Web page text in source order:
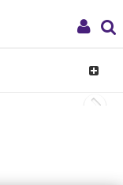
My
Toggle